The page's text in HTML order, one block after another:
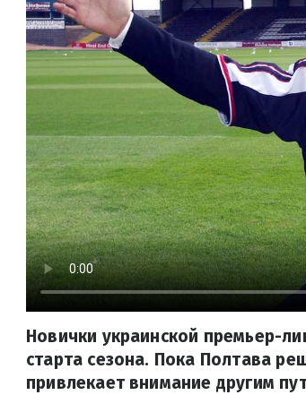
Новички украинской премьер-
старта сезона. Пока Полтава
привлекает внимание другим